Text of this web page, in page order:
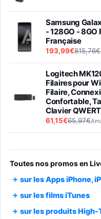
Samsung
- 128GO - 8GO
Française
193,99€815,76€
Logitech
Filaires pour
Filaire,
Confortable,
Clavier
61,15€65,97€
entraénement
trs/min) avec
Smartphone
891,99€1199€
Toutes nos promos en
sur les Apps iPhone,
sur les films iTunes
sur les produits High-